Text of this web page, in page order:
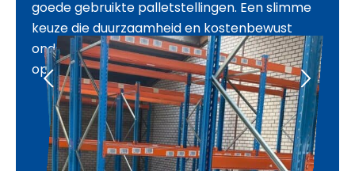
goede gebruikte palletstellingen. Een slimme
keuze die duurzaamheid en kostenbewust
ondernemen combineert zonder in te boeten
op kwaliteit of functionaliteit.